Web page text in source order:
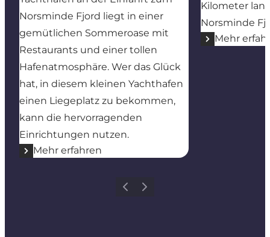
Norsminde Fjord liegt in einer
gemütlichen Sommeroase mit
Restaurants und einer tollen
Hafenatmosphäre. Wer das Glück
hat, in diesem kleinen Yachthafen
einen Liegeplatz zu bekommen,
kann die hervorragenden
Einrichtungen nutzen.
Mehr erfahren
Kilometer
Norsminde
Mehr
ZurückWeiter